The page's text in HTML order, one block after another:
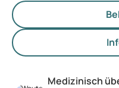
Medizinisch